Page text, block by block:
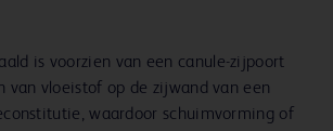
is voorzien van een canule-zijpoort
van vloeistof op de zijwand van een
waardoor schuimvorming of